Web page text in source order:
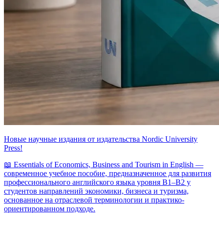
Новые научные издания от издательства Nordic University
Press!
📖 Essentials of Economics, Business and Tourism in English —
современное учебное пособие, предназначенное для развития
профессионального английского языка уровня B1–B2 у
студентов направлений экономики, бизнеса и туризма,
основанное на отраслевой терминологии и практико-
ориентированном подходе.